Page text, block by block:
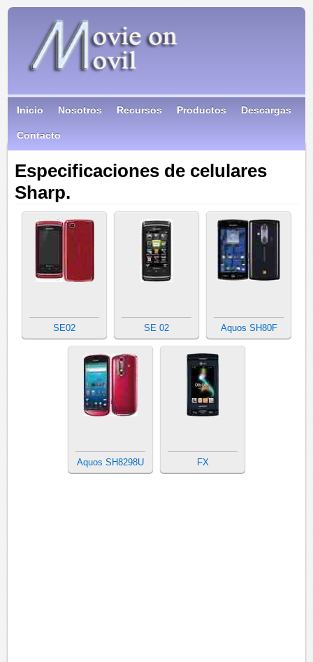
Inicio Nosotros Recursos Productos Descargas
Contacto
Especificaciones de celulares
Sharp.
SE02 SE 02 Aquos SH80F
Aquos SH8298U FX